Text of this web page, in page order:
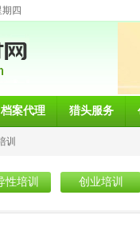
四
档案代理 猎头服务
训
性培训 创业培训